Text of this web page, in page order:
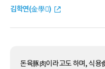
김학연(金學𤲗)
돈육豚肉이라고도 하며, 식용